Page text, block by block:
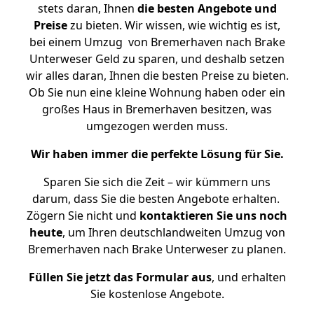
stets daran, Ihnen die besten Angebote und
Preisezu bieten. Wir wissen, wie wichtig es ist,
bei einem Umzug von Bremerhaven nach Brake
Unterweser Geld zu sparen, und deshalb setzen
wir alles daran, Ihnen die besten Preise zu bieten.
Ob Sie nun eine kleine Wohnung haben oder ein
großes Haus in Bremerhaven besitzen, was
umgezogen werden muss.
Wir haben immer die perfekte Lösung für Sie.
Sparen Sie sich die Zeit – wir kümmern uns
darum, dass Sie die besten Angebote erhalten.
Zögern Sie nicht und kontaktieren Sie uns noch
heute, um Ihren deutschlandweiten Umzug von
Bremerhaven nach Brake Unterweser zu planen.
Füllen Sie jetzt das Formular aus, und erhalten
Sie kostenlose Angebote.